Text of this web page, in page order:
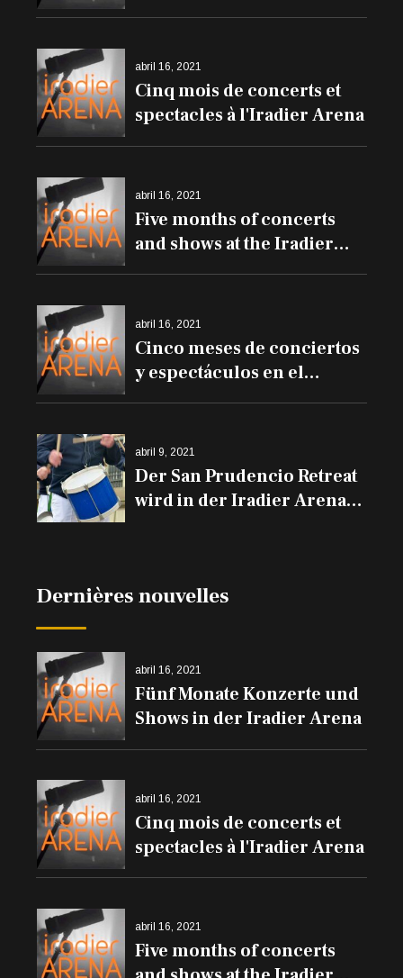
abril 16, 2021
Cinq mois de concerts et
spectacles à l'Iradier Arena
abril 16, 2021
Five months of concerts
and shows at the Iradier
Arena
abril 16, 2021
Cinco meses de conciertos
y espectáculos en el
Iradier Arena
abril 9, 2021
Der San Prudencio Retreat
wird in der Iradier Arena
Dernières nouvelles
abril 16, 2021
Fünf Monate Konzerte und
Shows in der Iradier Arena
abril 16, 2021
Cinq mois de concerts et
spectacles à l'Iradier Arena
abril 16, 2021
Five months of concerts